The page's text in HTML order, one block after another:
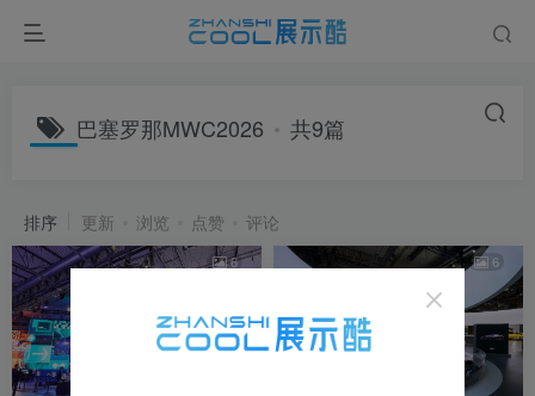
巴塞罗那MWC2026 共9篇
排序 更新 浏览 点赞 评论
6 6